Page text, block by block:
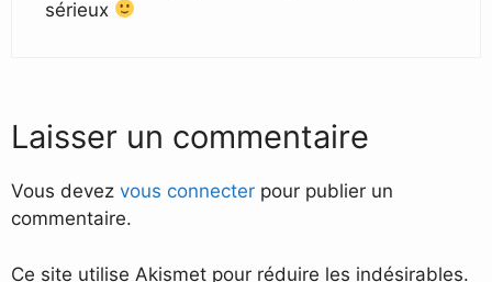
sérieux
Laisser un commentaire
Vous devez vous connecter pour publier un
commentaire.
Ce site utilise Akismet pour réduire les indésirables.